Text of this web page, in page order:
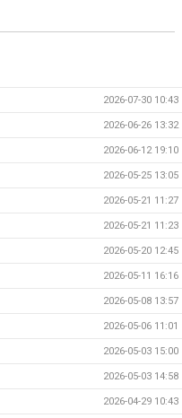
2026-07-30 10:43
2026-06-26 13:32
2026-06-12 19:10
2026-05-25 13:05
2026-05-21 11:27
2026-05-21 11:23
2026-05-20 12:45
2026-05-11 16:16
2026-05-08 13:57
2026-05-06 11:01
2026-05-03 15:00
2026-05-03 14:58
2026-04-29 10:43